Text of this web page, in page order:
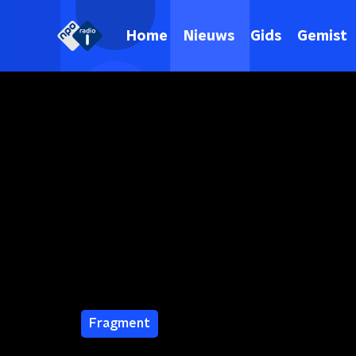
Home Nieuws Gids Gemist
Fragment